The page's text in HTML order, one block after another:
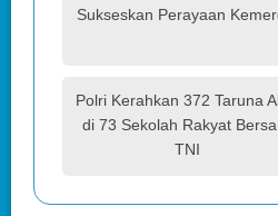
Sukseskan Perayaan
Polri Kerahkan 372 Taruna
di 73 Sekolah Rakyat
TNI